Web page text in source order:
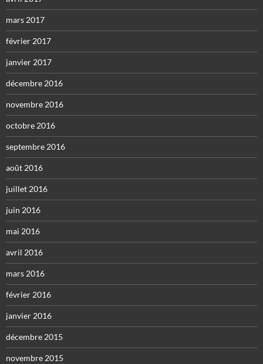
mars 2017
février 2017
janvier 2017
décembre 2016
novembre 2016
octobre 2016
septembre 2016
août 2016
juillet 2016
juin 2016
mai 2016
avril 2016
mars 2016
février 2016
janvier 2016
décembre 2015
novembre 2015